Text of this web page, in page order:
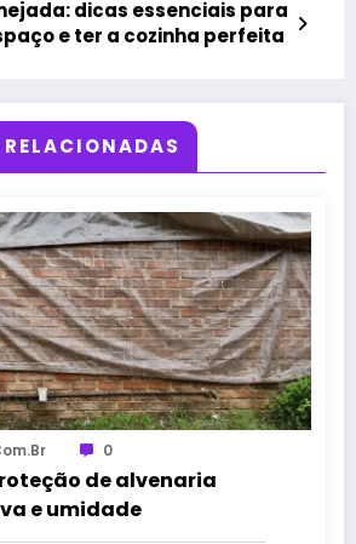
dicas essenciais para
e ter a cozinha perfeita
0
de alvenaria
e umidade